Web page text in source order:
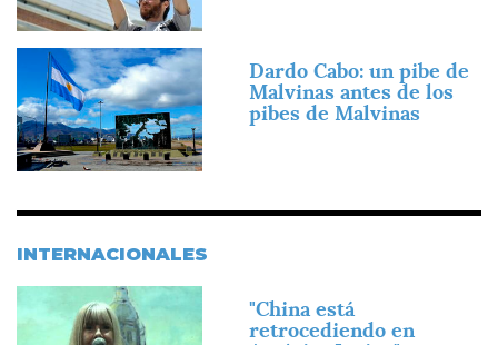
Imagen
Dardo Cabo: un pibe de
Malvinas antes de los
pibes de Malvinas
INTERNACIONALES
"China está
retrocediendo en